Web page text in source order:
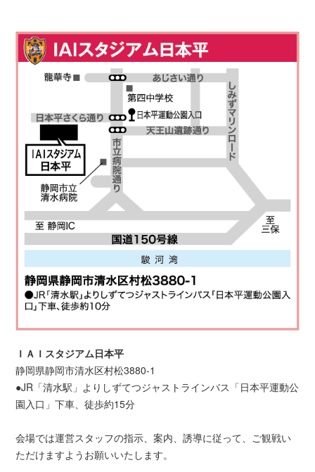
ＩＡＩスタジアム日本平
静岡県静岡市清水区村松3880-1
●JR「清水駅」よりしずてつジャストラインバス「日本平運動公
園入口」下車、徒歩約15分
会場では運営スタッフの指示、案内、誘導に従って、ご観戦い
ただけますようお願いいたします。